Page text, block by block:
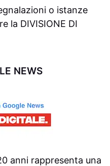
o istanze
la DIVISIONE DI
NEWS
anni rappresenta una